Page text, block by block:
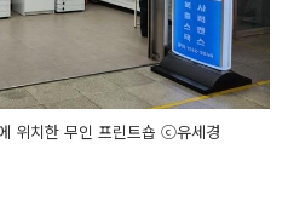
위치한 무인 프린트숍 ⓒ유세경